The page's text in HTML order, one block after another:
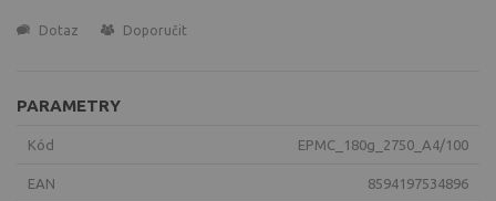
Dotaz Doporučit
PARAMETRY
Kód EPMC_180g_2750_A4/100
EAN 8594197534896